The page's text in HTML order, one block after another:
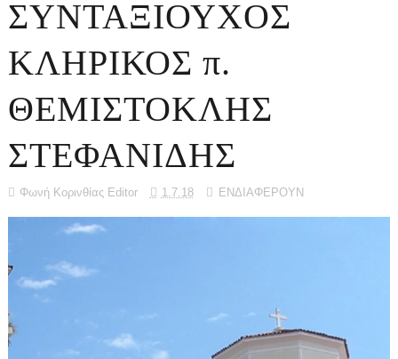
ΣΥΝΤΑΞΙΟΥΧΟΣ
ΚΛΗΡΙΚΟΣ π.
ΘΕΜΙΣΤΟΚΛΗΣ
ΣΤΕΦΑΝΙΔΗΣ
Φωνή Κορινθίας Editor 1.7.18 ΕΝΔΙΑΦΕΡΟΥΝ